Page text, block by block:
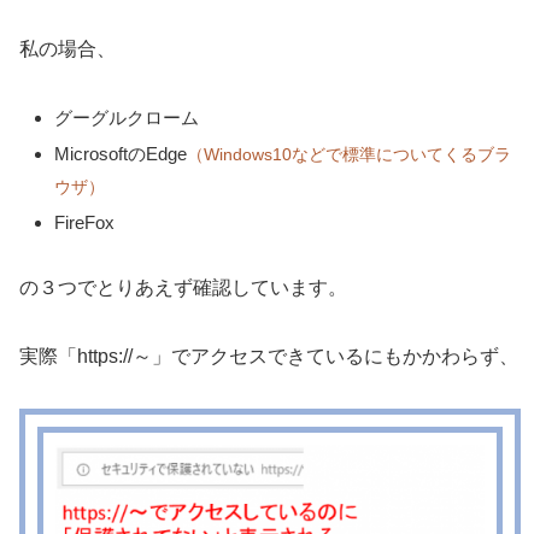
私の場合、
グーグルクローム
MicrosoftのEdge （Windows10などで標準についてくるブラ
ウザ）
FireFox
の３つでとりあえず確認しています。
実際「https://～」でアクセスできているにもかかわらず、